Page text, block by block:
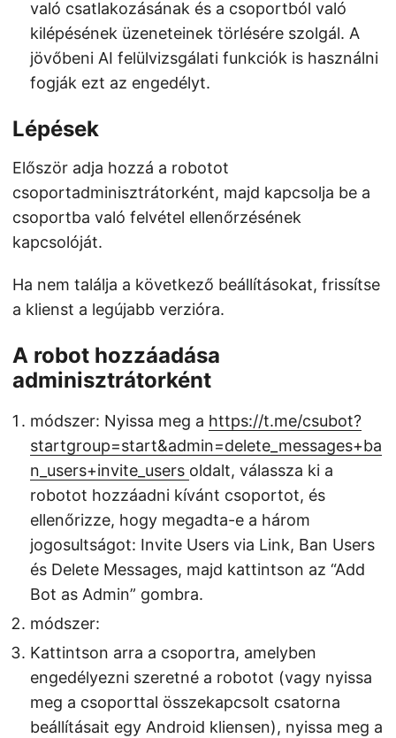
való csatlakozásának és a csoportból való
kilépésének üzeneteinek törlésére szolgál. A
jövőbeni AI felülvizsgálati funkciók is használni
fogják ezt az engedélyt.
Lépések
Először adja hozzá a robotot
csoportadminisztrátorként, majd kapcsolja be a
csoportba való felvétel ellenőrzésének
kapcsolóját.
Ha nem találja a következő beállításokat, frissítse
a klienst a legújabb verzióra.
A robot hozzáadása
adminisztrátorként
módszer: Nyissa meg a https://t.me/csubot?
startgroup=start&admin=delete_messages+ba
n_users+invite_users oldalt, válassza ki a
robotot hozzáadni kívánt csoportot, és
ellenőrizze, hogy megadta-e a három
jogosultságot: Invite Users via Link, Ban Users
és Delete Messages, majd kattintson az “Add
Bot as Admin” gombra.
módszer:
Kattintson arra a csoportra, amelyben
engedélyezni szeretné a robotot (vagy nyissa
meg a csoporttal összekapcsolt csatorna
beállításait egy Android kliensen), nyissa meg a